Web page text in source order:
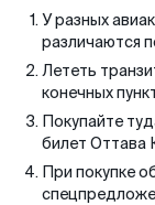
У разных
различаются
Лететь
конечных
Покупайте
билет Оттава
При покупке